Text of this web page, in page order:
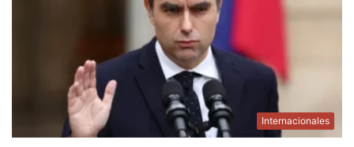
Internacionales